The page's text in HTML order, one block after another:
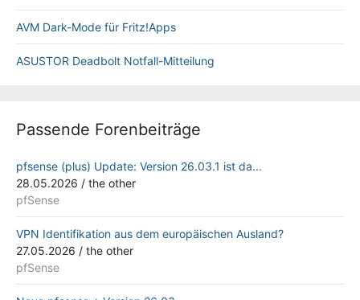
AVM Dark-Mode für Fritz!Apps
ASUSTOR Deadbolt Notfall-Mitteilung
Passende Forenbeiträge
pfsense (plus) Update: Version 26.03.1 ist da...
28.05.2026 / the other
pfSense
VPN Identifikation aus dem europäischen Ausland?
27.05.2026 / the other
pfSense